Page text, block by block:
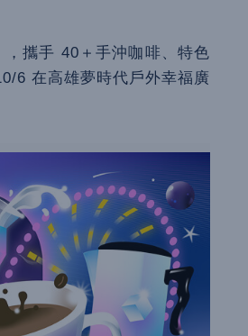
攜手 40＋手沖咖啡、特色
6 在高雄夢時代戶外幸福廣